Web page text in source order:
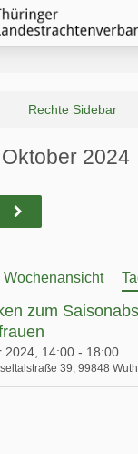
2024
Wochenansicht
zum
2024, 14:00 - 18:00
39, 99848